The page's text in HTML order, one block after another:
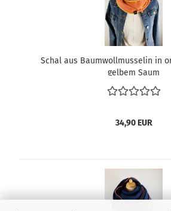
Schal aus Baumwollmusselin in
gelbem Saum
34,90 EUR